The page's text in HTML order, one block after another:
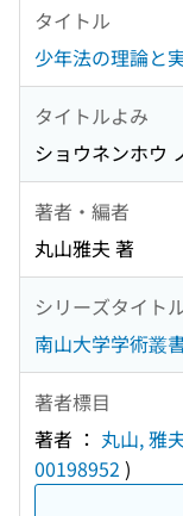
タイトル
少年法の理論と
タイトルよみ
ショウネンホウ
著者・編者
丸山雅夫 著
シリーズタイト
南山大学学術叢
著者標目
著者 ： 丸山, 雅
00198952 )